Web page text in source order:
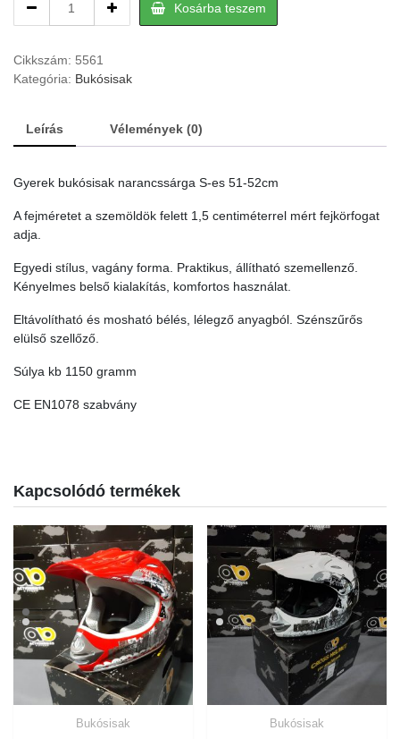
bukósisak
S-
es
quantity
Kosárba teszem
Cikkszám: 5561
Kategória: Bukósisak
Leírás Vélemények (0)
Gyerek bukósisak narancssárga S-es 51-52cm
A fejméretet a szemöldök felett 1,5 centiméterrel mért fejkörfogat
adja.
Egyedi stílus, vagány forma. Praktikus, állítható szemellenző.
Kényelmes belső kialakítás, komfortos használat.
Eltávolítható és mosható bélés, lélegző anyagból. Szénszűrős
elülső szellőző.
Súlya kb 1150 gramm
CE EN1078 szabvány
Kapcsolódó termékek
Bukósisak Bukósisak